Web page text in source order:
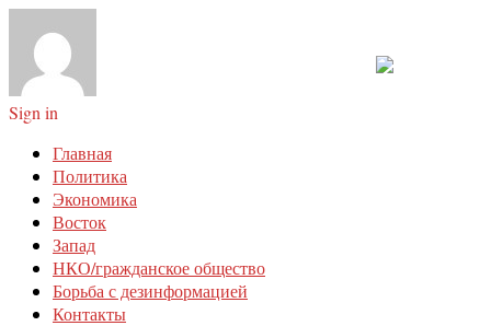
Sign in
Главная
Политика
Экономика
Восток
Запад
НКО/гражданское общество
Борьба с дезинформацией
Контакты